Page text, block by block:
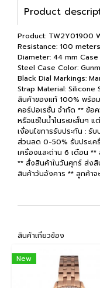
Product
Product: TW2Y01900
Resistance: 100
Diameter: 44 mm Case
Steel Case Color:
Black Dial Markings:
Strap Material: Silicone
สินค้าของแท้ 100% พร้อ
คอร์ปอเรชั่น จำกัด ** ข้อ
หรือแช่ในน้ำในระยะสั้นๆ แ
เงื่อนไขการรับประกัน : รั
ส่วนลด 0-50% รับประเค
เครื่องและถ่าน 6 เดือน
** สั่งสินค้าในวันศุกร์ ส่ง
สินค้าวันอังคาร ** ลูกค้า
สินค้าเกี่ยวข้อง
New